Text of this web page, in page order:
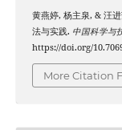
黄燕婷, 杨主泉, & 汪
法与实践. 中国科学与
https://doi.org/
More Citation